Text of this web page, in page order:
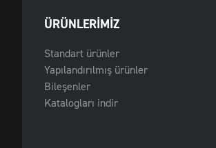
ÜRÜNLERIMIZ
Standart ürünler
Yapılandırılmış ürünler
Bileşenler
Katalogları indir